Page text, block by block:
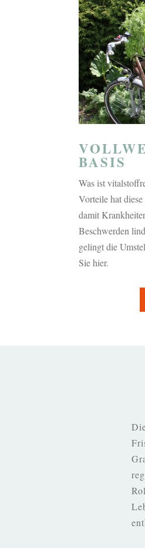
BASIS
Was ist
Vorteile hat
damit
Beschwerden
gelingt die
Sie hier.